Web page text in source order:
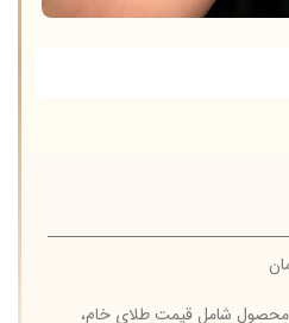
شامل قیمت طلای خام،